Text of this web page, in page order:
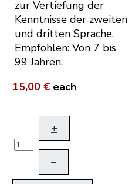
zur Vertiefung der
Kenntnisse der zweiten
und dritten Sprache.
Empfohlen: Von 7 bis
99 Jahren.
15,00 € each
+
–